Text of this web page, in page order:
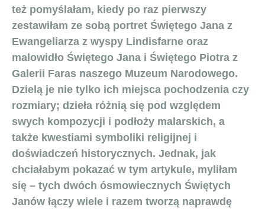
też pomyślałam, kiedy po raz pierwszy
zestawiłam ze sobą portret Świętego Jana z
Ewangeliarza z wyspy Lindisfarne oraz
malowidło Świętego Jana i Świętego Piotra z
Galerii Faras naszego Muzeum Narodowego.
Dzielą je nie tylko ich miejsca pochodzenia czy
rozmiary; dzieła różnią się pod względem
swych kompozycji i podłoży malarskich, a
także kwestiami symboliki religijnej i
doświadczeń historycznych. Jednak, jak
chciałabym pokazać w tym artykule, myliłam
się – tych dwóch ósmowiecznych Świętych
Janów łączy wiele i razem tworzą naprawdę